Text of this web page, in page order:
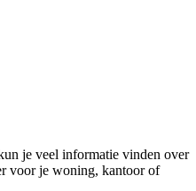
je veel informatie vinden over
voor je woning, kantoor of